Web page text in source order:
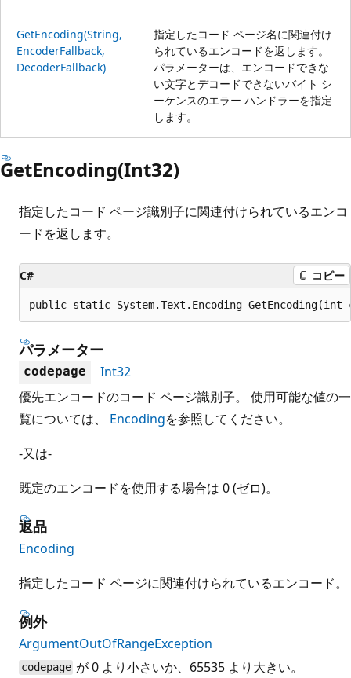
GetEncoding(String,
EncoderFallback,
DecoderFallback)
指定したコード ページ名に関連付け
られているエンコードを返します。
パラメーターは、エンコードできな
い文字とデコードできないバイト シ
ーケンスのエラー ハンドラーを指定
します。
GetEncoding(Int32)
指定したコード ページ識別子に関連付けられているエンコ
ードを返します。
C# コピー
public static System.Text.Encoding GetEncoding(int
パラメーター
codepage
Int32
優先エンコードのコード ページ識別子。 使用可能な値の一
覧については、 Encodingを参照してください。
-又は-
既定のエンコードを使用する場合は 0 (ゼロ)。
返品
Encoding
指定したコード ページに関連付けられているエンコード。
例外
ArgumentOutOfRangeException
codepage が 0 より小さいか、65535 より大きい。